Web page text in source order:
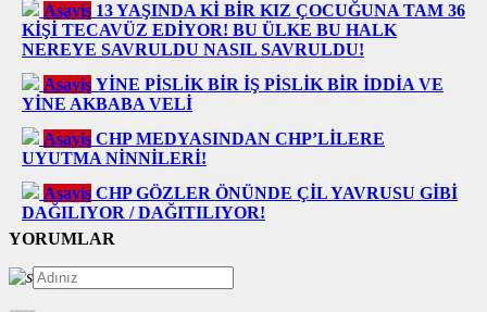
Asayiş 13 YAŞINDA Kİ BİR KIZ ÇOCUĞUNA TAM 36
KİŞİ TECAVÜZ EDİYOR! BU ÜLKE BU HALK
NEREYE SAVRULDU NASIL SAVRULDU!
Asayiş YİNE PİSLİK BİR İŞ PİSLİK BİR İDDİA VE
YİNE AKBABA VELİ
Asayiş CHP MEDYASINDAN CHP’LİLERE
UYUTMA NİNNİLERİ!
Asayiş CHP GÖZLER ÖNÜNDE ÇİL YAVRUSU GİBİ
DAĞILIYOR / DAĞITILIYOR!
YORUMLAR